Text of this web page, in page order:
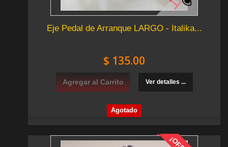
Eje Pedal de Arranque LARGO - Italika...
$ 135.00
Agregar al Carrito Ver detalles ...
Agotado